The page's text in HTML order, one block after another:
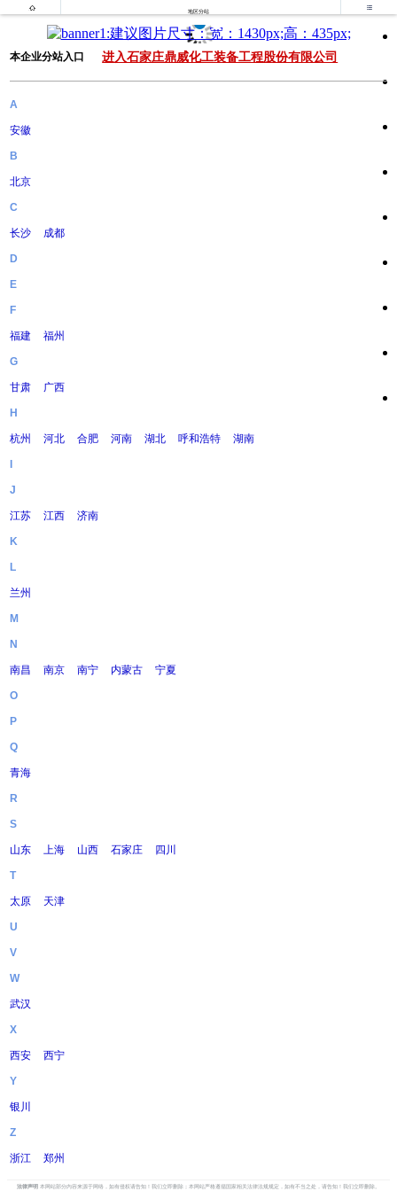

地区分站

本企业分站入口 进入石家庄鼎威化工装备工程股份有限公司
A
安徽
B
北京
C
长沙 成都
D
E
F
福建 福州
G
甘肃 广西
H
杭州 河北 合肥 河南 湖北 呼和浩特 湖南
J
江苏 江西 济南
K
L
兰州
M
N
南昌 南京 南宁 内蒙古 宁夏
O
P
Q
青海
R
S
山东 上海 山西 石家庄 四川
T
太原 天津
U
V
W
武汉
X
西安 西宁
Y
银川
Z
浙江 郑州
法律声明 本网站部分内容来源于网络，如有侵权请告知！我们立即删除；本网站严格遵循国家相关法律法规规定，如有不当之处，请告知！我们立即删除。